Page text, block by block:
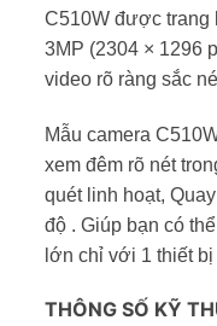
C510W được trang
3MP (2304 × 1296
video rõ ràng sắc
Mẫu camera
xem đêm rõ nét
quét linh hoạt,
độ . Giúp bạn có
lớn chỉ với 1 thiết bị
THÔNG SỐ KỸ